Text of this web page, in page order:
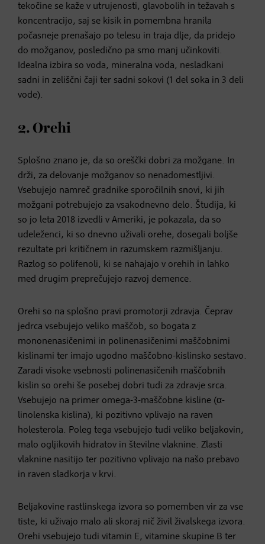
tekočine se kaže v utrujenosti, glavobolih in težavah s
koncentracijo, saj se kisik in pomembna hranila
počasneje prenašajo po telesu in traja dlje, da pridejo
do možganov, posledično pa smo manj učinkoviti.
Idealna izbira so voda, mineralna voda, nesladkani
sadni in zeliščni čaji ter sadni sokovi (1 del soka in 3 deli
vode).
2. Orehi
Splošno znano je, da so oreščki dobri za možgane. In
drži, za delovanje možganov so nenadomestljivi.
Vsebujejo namreč gradnike sporočilnih snovi, ki jih
možgani potrebujejo za vsakodnevno delo. Študija, ki
so jo leta 2018 izvedli v Ameriki, je pokazala, da so
udeleženci, ki so dnevno uživali orehe, dosegali boljše
rezultate pri kritičnem in razumskem razmišljanju.
Razlog so polifenoli, ki se nahajajo v orehih in lahko
med drugim preprečujejo razvoj demence.
Orehi so na splošno pravi promotorji zdravja. Čeprav
jedrca vsebujejo veliko maščob, so bogata z
mononenasičenimi in polinenasičenimi maščobnimi
kislinami ter imajo ugodno maščobno-kislinsko sestavo.
Zaradi visoke vsebnosti polinenasičenih maščobnih
kislin so orehi še posebej dobri tudi za zdravje srca.
Vsebujejo na primer omega-3-maščobne kisline (α-
linolenska kislina), ki pozitivno vplivajo na raven
holesterola. Poleg tega vsebujejo tudi veliko beljakovin,
malo ogljikovih hidratov in številne vlaknine. Zlasti
vlaknine nasitijo ter pozitivno vplivajo na našo prebavo
in raven sladkorja v krvi.
Beljakovine rastlinskega izvora so pomemben vir za vse
tiste, ki uživajo malo ali skoraj nič živil živalskega izvora.
Orehi vsebujejo tudi vitamin E, vitamine skupine B ter